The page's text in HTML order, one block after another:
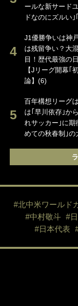
ールな新サード
ドなのにズルい
J1優勝争いは神
は残留争い？大
目！歴代最強の
【Jリーグ開幕｢
論】(6)
百年構想リーグ
は｢早川依存｣か
れサッカー｣に期
めての秋春制｣の
#北中米ワールド
#中村敬斗
#
#日本代表